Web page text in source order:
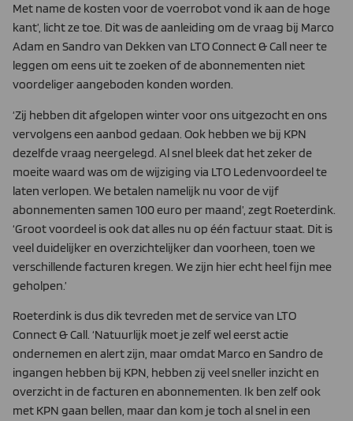
Met name de kosten voor de voerrobot vond ik aan de hoge
kant’, licht ze toe. Dit was de aanleiding om de vraag bij Marco
Adam en Sandro van Dekken van LTO Connect & Call neer te
leggen om eens uit te zoeken of de abonnementen niet
voordeliger aangeboden konden worden.
‘Zij hebben dit afgelopen winter voor ons uitgezocht en ons
vervolgens een aanbod gedaan. Ook hebben we bij KPN
dezelfde vraag neergelegd. Al snel bleek dat het zeker de
moeite waard was om de wijziging via LTO Ledenvoordeel te
laten verlopen. We betalen namelijk nu voor de vijf
abonnementen samen 100 euro per maand’, zegt Roeterdink.
‘Groot voordeel is ook dat alles nu op één factuur staat. Dit is
veel duidelijker en overzichtelijker dan voorheen, toen we
verschillende facturen kregen. We zijn hier echt heel fijn mee
geholpen.’
Roeterdink is dus dik tevreden met de service van LTO
Connect & Call. ‘Natuurlijk moet je zelf wel eerst actie
ondernemen en alert zijn, maar omdat Marco en Sandro de
ingangen hebben bij KPN, hebben zij veel sneller inzicht en
overzicht in de facturen en abonnementen. Ik ben zelf ook
met KPN gaan bellen, maar dan kom je toch al snel in een